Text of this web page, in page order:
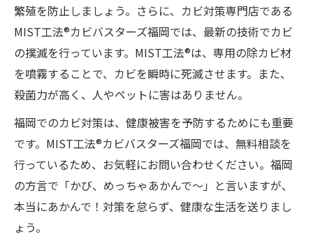
繁殖を防止しましょう。さらに、カビ対策専門店である
MIST工法®カビバスターズ福岡では、最新の技術でカビ
の撲滅を行っています。MIST工法®は、専用の除カビ材
を噴霧することで、カビを瞬時に死滅させます。また、
殺菌力が高く、人やペットに害はありません。
福岡でのカビ対策は、健康被害を予防するためにも重要
です。MIST工法®カビバスターズ福岡では、無料相談を
行っているため、お気軽にお問い合わせください。福岡
の方言で「かび、めっちゃあかんで～」と言いますが、
本当にあかんで！対策を怠らず、健康な生活を送りまし
ょう。